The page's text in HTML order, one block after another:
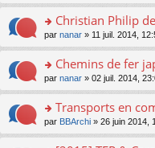
e
nt
pl
u
s
e
nt
o
lu
le
pl
u
s
e
nt
g
e
n
lu
le
pl
u
ré
c
le
m
e
a
g
e
n
n
n
ult
er
le
m
e
a
g
e
o
n
ult
er
le
m
e
Christian Philip
par nanar » 11 juil. 2014,
o
n
ult
er
le
Chemins de fer
par nanar » 02 juil. 2014,
o
n
Transports en
par BBArchi » 26 juin 2014,